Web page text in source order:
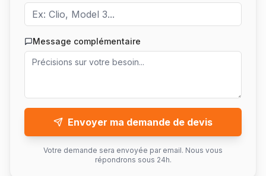
Message complémentaire
Envoyer ma demande de devis
Votre demande sera envoyée par email. Nous vous
répondrons sous 24h.